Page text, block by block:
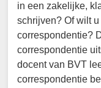
in een zakelijke,
schrijven? Of wilt
correspondentie?
correspondentie
docent van BVT
correspondentie